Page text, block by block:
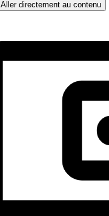
Aller directement au contenu